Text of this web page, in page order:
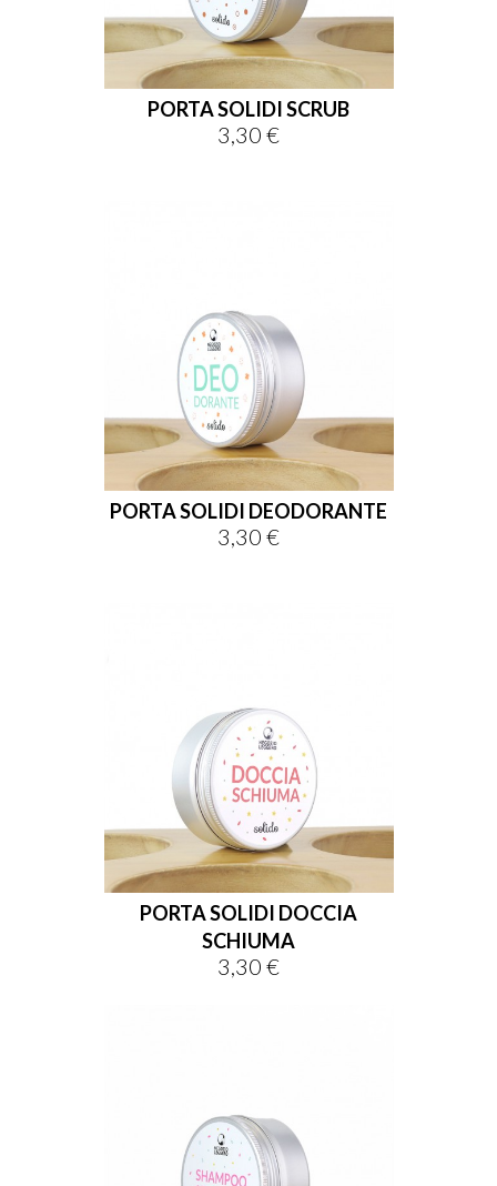
PORTA SOLIDI SCRUB
Prezzo
3,30 €
PORTA SOLIDI DEODORANTE
Prezzo
3,30 €
PORTA SOLIDI DOCCIA
SCHIUMA
Prezzo
3,30 €